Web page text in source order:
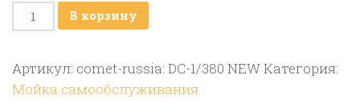
Количество
товара
пульт
управления
В корзину
Артикул: comet-russia: DC-1/380 NEWКатегория:
Мойка самообслуживания